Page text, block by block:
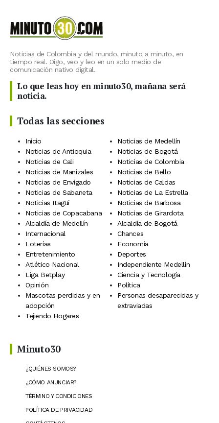
Noticias de Colombia y del mundo, minuto a minuto, en
tiempo real. Oigo, veo y leo en un solo medio de
comunicación nativo digital.
Lo que leas hoy en minuto30, mañana será
noticia.
Todas las secciones
Inicio
Noticias de Medellín
Noticias de Antioquia
Noticias de Bogotá
Noticias de Cali
Noticias de Colombia
Noticias de Manizales
Noticias de Bello
Noticias de Envigado
Noticias de Caldas
Noticias de Sabaneta
Noticias de La Estrella
Noticias Itagüí
Noticias de Barbosa
Noticias de Copacabana
Noticias de Girardota
Alcaldía de Medellín
Alcaldía de Bogotá
Internacional
Chances
Loterías
Economía
Entretenimiento
Deportes
Atlético Nacional
Independiente Medellín
Liga Betplay
Ciencia y Tecnología
Opinión
Política
Mascotas perdidas y en
adopción
Personas desaparecidas y
extraviadas
Tejiendo Hogares
Minuto30
¿QUIÉNES SOMOS?
¿CÓMO ANUNCIAR?
TÉRMINO Y CONDICIONES
POLÍTICA DE PRIVACIDAD